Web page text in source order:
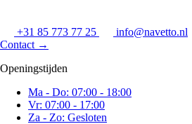
+31 85 773 77 25
info@navetto.nl
Contact →
Openingstijden
Ma - Do: 07:00 - 18:00
Vr: 07:00 - 17:00
Za - Zo: Gesloten